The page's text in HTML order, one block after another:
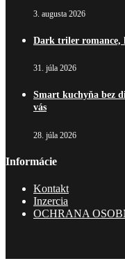
3. augusta 2026
Dark triler romance,
31. júla 2026
Smart kuchyňa bez
vás
28. júla 2026
Informácie
Kontakt
Inzercia
OCHRANA